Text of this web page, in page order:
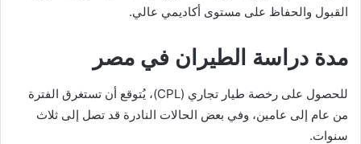
القبول والحفاظ على مستوى أكاديمي عالي.
مدة دراسة الطيران في مصر
للحصول على رخصة طيار تجاري (CPL)، يُتوقع أن تستغرق الفترة
من عام إلى عامين، وفي بعض الحالات النادرة قد تصل إلى ثلاث
سنوات.